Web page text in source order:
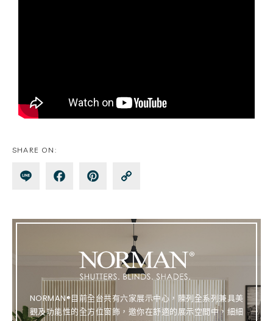
SHARE ON:
Lin Fa
ok
Pin
st k
NORMAN®目前全台共有六家展示中心，陳列全系列兼具美
觀及功能性的全方位窗飾，邀你在舒適的展示空間中，細細